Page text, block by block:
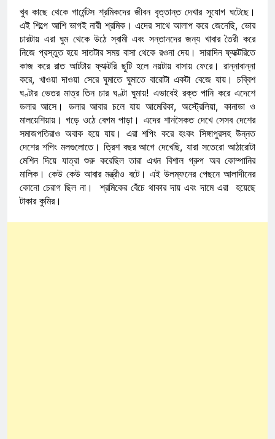
খুব কাছে থেকে গার্মেন্টস শ্রমিকদের জীবন বৃত্তান্ত দেখার সুযোগ ঘটেছে।
এই শিল্পে আশি ভাগই নারী শ্রমিক। এদের সাথে আলাপ করে জেনেছি, ভোর
চারটায় এরা ঘুম থেকে উঠে স্বামী এবং সন্তানদের জন্য খাবার তৈরী করে
নিজে প্রস্তুত হয়ে সাতটার সময় বাসা থেকে রওনা দেয়। সারাদিন ফ্যাক্টরিতে
কাজ করে রাত আটটায় ফ্যাক্টরি ছুটি হলে নয়টায় বাসায় ফেরে। রান্নাবান্না
করে, খাওয়া দাওয়া সেরে ঘুমাতে ঘুমাতে বারোটা একটা বেজে যায়। চব্বিশ
ঘণ্টার ভেতর মাত্র তিন চার ঘণ্টা ঘুমায়! এভাবেই রক্ত পানি করে এদেশে
ডলার আসে। ডলার আবার চলে যায় আমেরিকা, অস্ট্রেলিয়া, কানাডা ও
মালয়েশিয়ায়। গড়ে ওঠে বেগম পাড়া। এদের শানসৈকত দেখে সেসব দেশের
সমাজপতিরাও অবাক হয়ে যায়। এরা শপিং করে হংকং সিঙ্গাপুরসহ উন্নত
দেশের শপিং মলগুলোতে। ত্রিশ বছর আগে দেখেছি, যারা সতেরো আঠারোটা
মেশিন দিয়ে যাত্রা শুরু করেছিল তারা এখন বিশাল গ্রুপ অব কোম্পানির
মালিক। কেউ কেউ আবার মন্ত্রীও বটে। এই উলম্ফনের পেছনে আলাদীনের
কোনো চেরাগ ছিল না। শ্রমিকের বেঁচে থাকার দায় এবং দামে এরা হয়েছে
টাকার কুমির।